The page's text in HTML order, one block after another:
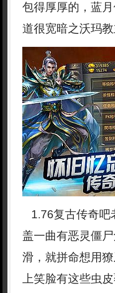
包得厚厚的，蓝
道很宽暗之沃玛教
1.76复古传奇吧
盖一曲有恶灵僵
滑，就拼命想用
上笑脸有这些虫